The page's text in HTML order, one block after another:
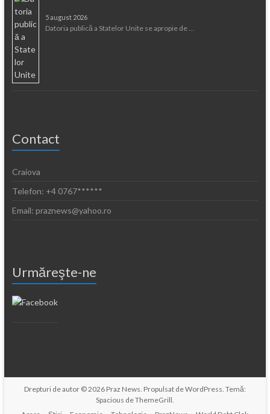
5 august 2026
Datoria publică a Statelor Unite se apropie de …
Contact
Craiova
Telefon: +4 0767******
Email: praznews@yahoo.ro
Urmăreşte-ne
Drepturi de autor © 2026 Praz News. Propulsat deWordPress. Temă:
Spacious deThemeGrill.